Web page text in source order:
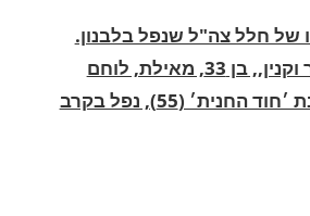
בגדוד 2855, עוצבת ׳חוד החנית׳ (55), נפל בקרב
שהפכה למסע גניבות: הוגשו